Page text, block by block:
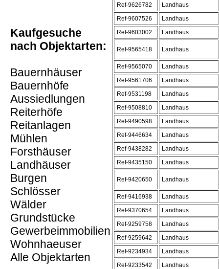
Kaufgesuche
nach Objektarten:
Bauernhäuser
Bauernhöfe
Aussiedlungen
Reiterhöfe
Reitanlagen
Mühlen
Forsthäuser
Landhäuser
Burgen
Schlösser
Wälder
Grundstücke
Gewerbeimmobilien
Wohnhaeuser
Alle Objektarten
Ref-9626782
Landhaus
Ref-9607526
Landhaus
Ref-9603002
Landhaus
Ref-9565418 Landhaus
Ref-9565070
Landhaus
Ref-9561706
Landhaus
Ref-9531198
Landhaus
Ref-9508810
Landhaus
Ref-9490598
Landhaus
Ref-9446634
Landhaus
Ref-9438282
Landhaus
Ref-9435150
Landhaus
Ref-9420650 Landhaus
Ref-9416938
Landhaus
Ref-9370654
Landhaus
Ref-9259758
Landhaus
Ref-9259642
Landhaus
Ref-9234934
Landhaus
Ref-9233542
Landhaus